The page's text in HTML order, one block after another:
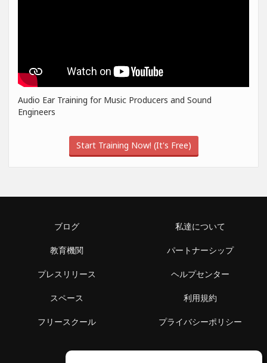
Audio Ear Training for Music Producers and Sound
Engineers
Start Training Now! (It's Free)
ブログ
教育機関
プレスリリース
スペース
フリースクール
私達について
パートナーシップ
ヘルプセンター
利用規約
プライバシーポリシー